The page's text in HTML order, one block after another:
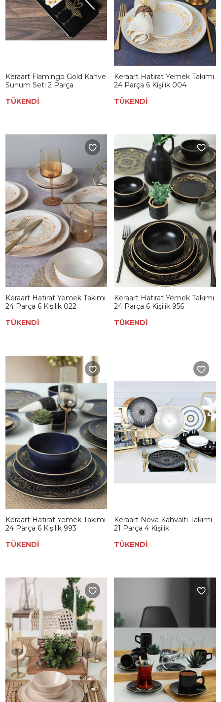
Keraart Flamingo Gold Kahve
Sunum Seti 2 Parça
TÜKENDİ
Keraart Hatırat Yemek Takımı
24 Parça 6 Kişilik 004
TÜKENDİ
Keraart Hatırat Yemek Takımı
24 Parça 6 Kişilik 022
TÜKENDİ
Keraart Hatırat Yemek Takımı
24 Parça 6 Kişilik 956
TÜKENDİ
Keraart Hatırat Yemek Takımı
24 Parça 6 Kişilik 993
TÜKENDİ
Keraart Nova Kahvaltı Takımı
21 Parça 4 Kişilik
TÜKENDİ